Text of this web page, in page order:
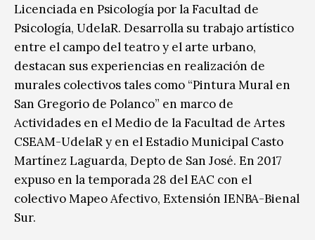
Licenciada en Psicología por la Facultad de
Psicología, UdelaR. Desarrolla su trabajo artístico
entre el campo del teatro y el arte urbano,
destacan sus experiencias en realización de
murales colectivos tales como “Pintura Mural en
San Gregorio de Polanco” en marco de
Actividades en el Medio de la Facultad de Artes
CSEAM-UdelaR y en el Estadio Municipal Casto
Martínez Laguarda, Depto de San José. En 2017
expuso en la temporada 28 del EAC con el
colectivo Mapeo Afectivo, Extensión IENBA-Bienal
Sur.